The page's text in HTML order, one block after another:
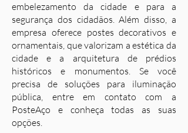
embelezamento da cidade e para a
segurança dos cidadãos. Além disso, a
empresa oferece postes decorativos e
ornamentais, que valorizam a estética da
cidade e a arquitetura de prédios
históricos e monumentos. Se você
precisa de soluções para iluminação
pública, entre em contato com a
PosteAço e conheça todas as suas
opções.